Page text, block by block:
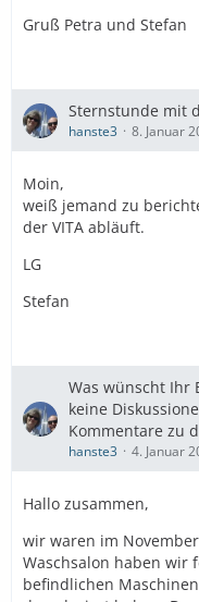
Gruß Petra und Stefan
Sternstunde mit
hanste3 8. Januar
Moin,
weiß jemand zu
der VITA abläuft.
LG
Stefan
Was wünscht Ihr
keine
Kommentare zu
hanste3 4. Januar
Hallo zusammen,
wir waren im
Waschsalon haben wir
befindlichen